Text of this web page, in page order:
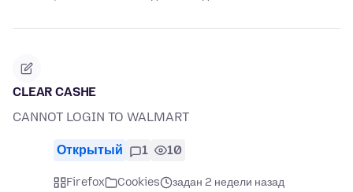
CLEAR CASHE
CANNOT LOGIN TO WALMART
Открытый 1 10
Firefox Cookies
задан 2 недели назад